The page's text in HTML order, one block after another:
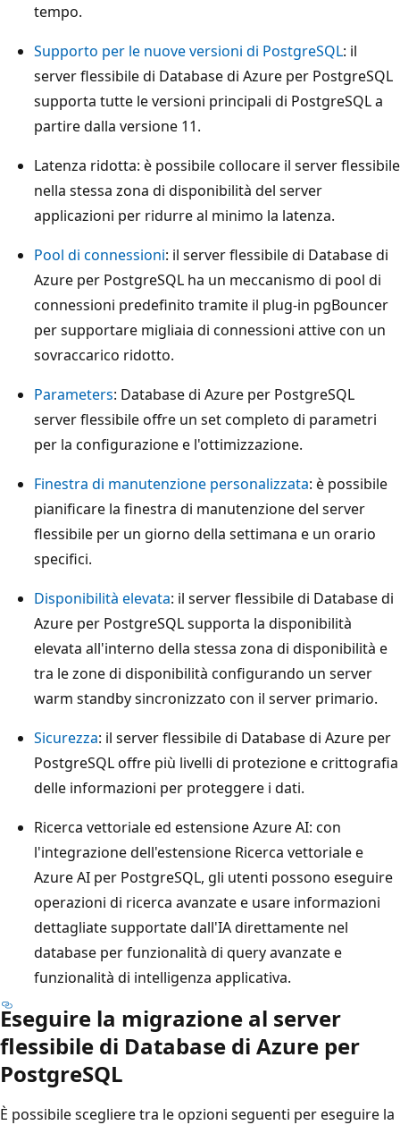
tempo.
Supporto per le nuove versioni di PostgreSQL: il
server flessibile di Database di Azure per PostgreSQL
supporta tutte le versioni principali di PostgreSQL a
partire dalla versione 11.
Latenza ridotta: è possibile collocare il server flessibile
nella stessa zona di disponibilità del server
applicazioni per ridurre al minimo la latenza.
Pool di connessioni: il server flessibile di Database di
Azure per PostgreSQL ha un meccanismo di pool di
connessioni predefinito tramite il plug-in pgBouncer
per supportare migliaia di connessioni attive con un
sovraccarico ridotto.
Parameters: Database di Azure per PostgreSQL
server flessibile offre un set completo di parametri
per la configurazione e l'ottimizzazione.
Finestra di manutenzione personalizzata: è possibile
pianificare la finestra di manutenzione del server
flessibile per un giorno della settimana e un orario
specifici.
Disponibilità elevata: il server flessibile di Database di
Azure per PostgreSQL supporta la disponibilità
elevata all'interno della stessa zona di disponibilità e
tra le zone di disponibilità configurando un server
warm standby sincronizzato con il server primario.
Sicurezza: il server flessibile di Database di Azure per
PostgreSQL offre più livelli di protezione e crittografia
delle informazioni per proteggere i dati.
Ricerca vettoriale ed estensione Azure AI: con
l'integrazione dell'estensione Ricerca vettoriale e
Azure AI per PostgreSQL, gli utenti possono eseguire
operazioni di ricerca avanzate e usare informazioni
dettagliate supportate dall'IA direttamente nel
database per funzionalità di query avanzate e
funzionalità di intelligenza applicativa.
Eseguire la migrazione al server
flessibile di Database di Azure per
PostgreSQL
È possibile scegliere tra le opzioni seguenti per eseguire la